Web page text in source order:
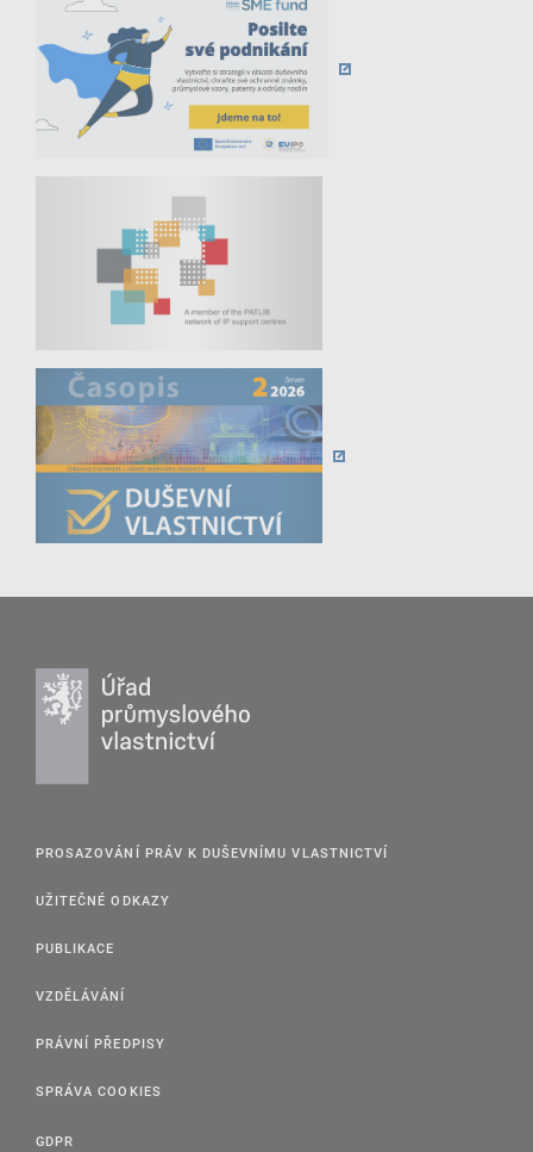
PROSAZOVÁNÍ PRÁV K DUŠEVNÍMU VLASTNICTVÍ
UŽITEČNÉ ODKAZY
PUBLIKACE
VZDĚLÁVÁNÍ
PRÁVNÍ PŘEDPISY
SPRÁVA COOKIES
GDPR